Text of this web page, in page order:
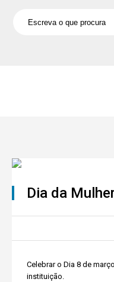
Dia da
Celebrar o Dia 8 de
instituição.